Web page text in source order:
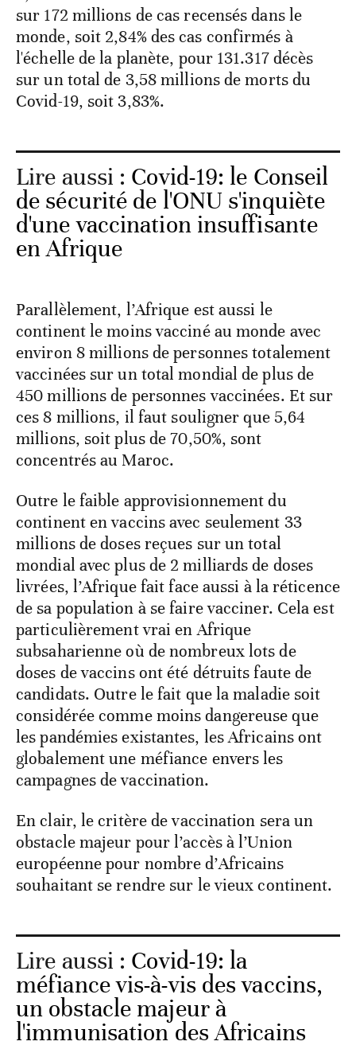
sur 172 millions de cas recensés dans le
monde, soit 2,84% des cas confirmés à
l'échelle de la planète, pour 131.317 décès
sur un total de 3,58 millions de morts du
Covid-19, soit 3,83%.
Lire aussi : Covid-19: le Conseil
de sécurité de l'ONU s'inquiète
d'une vaccination insuffisante
en Afrique
Parallèlement, l’Afrique est aussi le
continent le moins vacciné au monde avec
environ 8 millions de personnes totalement
vaccinées sur un total mondial de plus de
450 millions de personnes vaccinées. Et sur
ces 8 millions, il faut souligner que 5,64
millions, soit plus de 70,50%, sont
concentrés au Maroc.
Outre le faible approvisionnement du
continent en vaccins avec seulement 33
millions de doses reçues sur un total
mondial avec plus de 2 milliards de doses
livrées, l’Afrique fait face aussi à la réticence
de sa population à se faire vacciner. Cela est
particulièrement vrai en Afrique
subsaharienne où de nombreux lots de
doses de vaccins ont été détruits faute de
candidats. Outre le fait que la maladie soit
considérée comme moins dangereuse que
les pandémies existantes, les Africains ont
globalement une méfiance envers les
campagnes de vaccination.
En clair, le critère de vaccination sera un
obstacle majeur pour l’accès à l’Union
européenne pour nombre d’Africains
souhaitant se rendre sur le vieux continent.
Lire aussi : Covid-19: la
méfiance vis-à-vis des vaccins,
un obstacle majeur à
l'immunisation des Africains